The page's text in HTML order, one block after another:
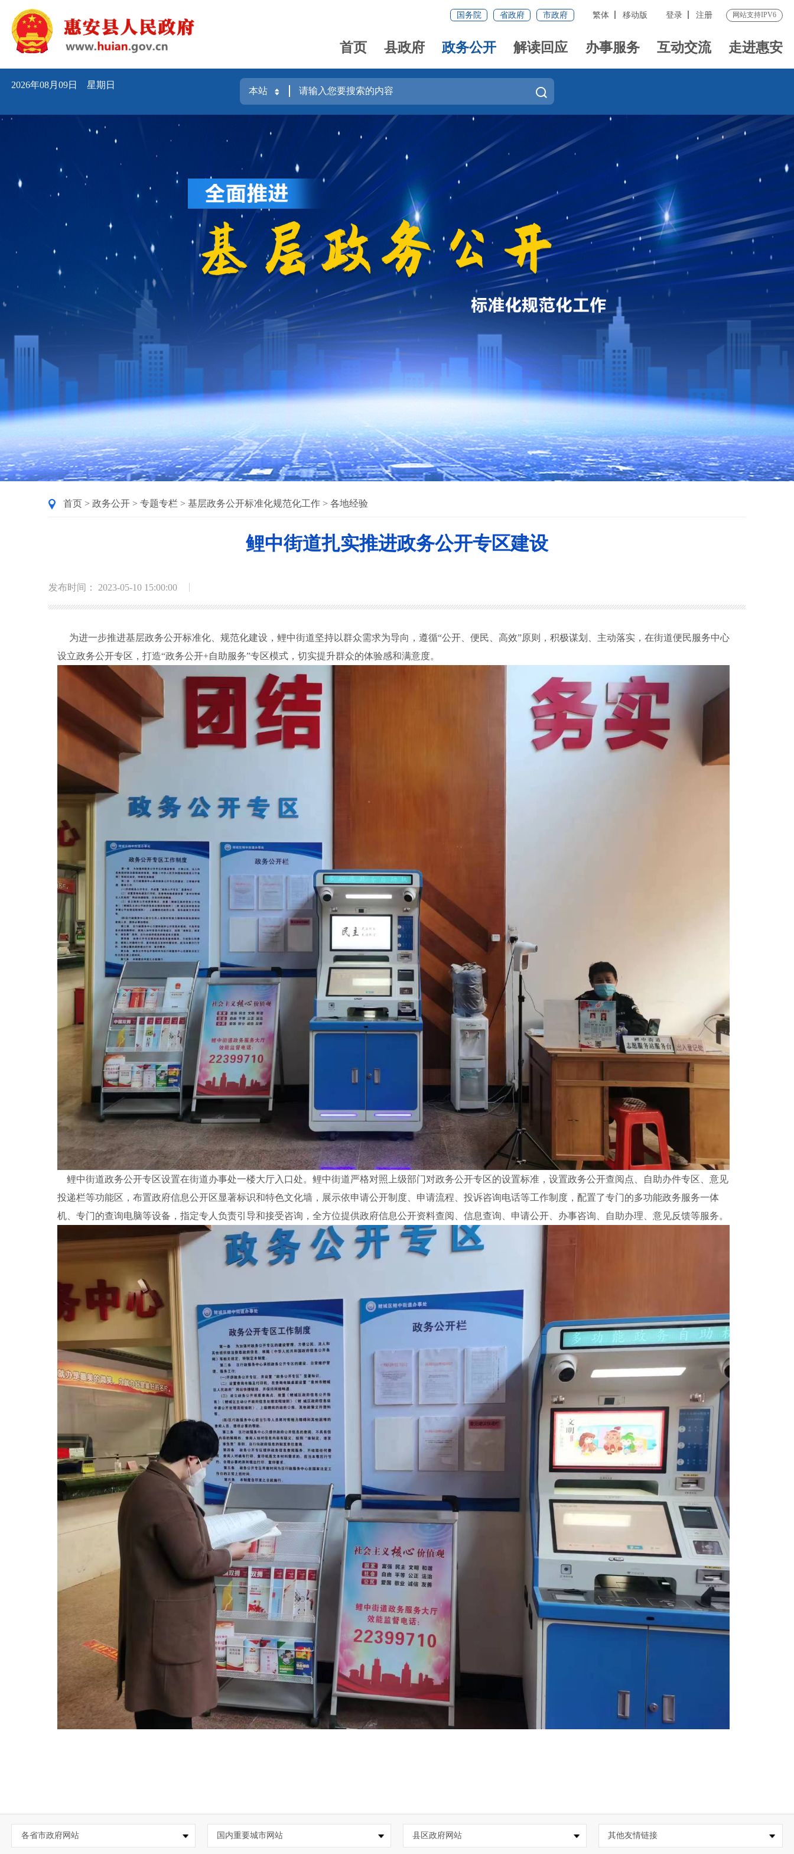
国务院 省政府 市政府 繁体 移动版 登录 注册 网站支持IPV6
首页 县政府 政务公开 解读回应 办事服务 互动交流 走进惠安
2026年08月09日 星期日
首页 > 政务公开 > 专题专栏 > 基层政务公开标准化规范化工作 > 各地经验
鲤中街道扎实推进政务公开专区建设
发布时间： 2023-05-10 15:00:00
为进一步推进基层政务公开标准化、规范化建设，鲤中街道坚持以群众需求为导向，遵循“公开、便民、高效”原则，积极谋划、主动落实，在街道便民服务中心
设立政务公开专区，打造“政务公开+自助服务”专区模式，切实提升群众的体验感和满意度。
鲤中街道政务公开专区设置在街道办事处一楼大厅入口处。鲤中街道严格对照上级部门对政务公开专区的设置标准，设置政务公开查阅点、自助办件专区、意见
投递栏等功能区，布置政府信息公开区显著标识和特色文化墙，展示依申请公开制度、申请流程、投诉咨询电话等工作制度，配置了专门的多功能政务服务一体
机、专门的查询电脑等设备，指定专人负责引导和接受咨询，全方位提供政府信息公开资料查阅、信息查询、申请公开、办事咨询、自助办理、意见反馈等服务。
各省市政府网站 国内重要城市网站 县区政府网站 其他友情链接